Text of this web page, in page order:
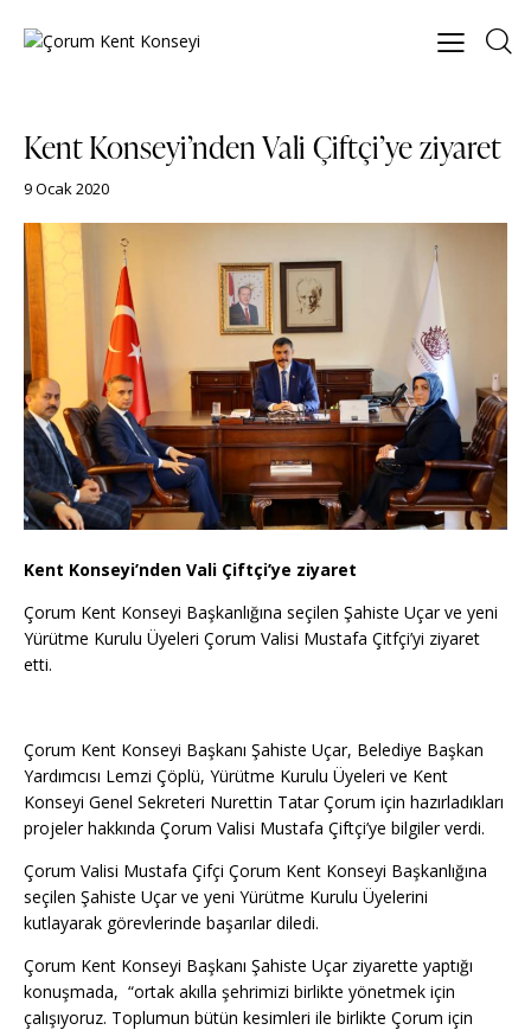
Kent Konseyi’nden Vali Çiftçi’ye ziyaret
9 Ocak 2020
Kent Konseyi’nden Vali Çiftçi’ye ziyaret
Çorum Kent Konseyi Başkanlığına seçilen Şahiste Uçar ve yeni
Yürütme Kurulu Üyeleri Çorum Valisi Mustafa Çitfçi’yi ziyaret
etti.
Çorum Kent Konseyi Başkanı Şahiste Uçar, Belediye Başkan
Yardımcısı Lemzi Çöplü, Yürütme Kurulu Üyeleri ve Kent
Konseyi Genel Sekreteri Nurettin Tatar Çorum için hazırladıkları
projeler hakkında Çorum Valisi Mustafa Çiftçi’ye bilgiler verdi.
Çorum Valisi Mustafa Çifçi Çorum Kent Konseyi Başkanlığına
seçilen Şahiste Uçar ve yeni Yürütme Kurulu Üyelerini
kutlayarak görevlerinde başarılar diledi.
Çorum Kent Konseyi Başkanı Şahiste Uçar ziyarette yaptığı
konuşmada, “ortak akılla şehrimizi birlikte yönetmek için
çalışıyoruz. Toplumun bütün kesimleri ile birlikte Çorum için